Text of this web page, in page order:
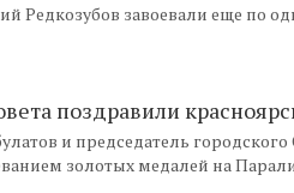
Редкозубов завоевали еще по
поздравили
и председатель
золотых медалей на